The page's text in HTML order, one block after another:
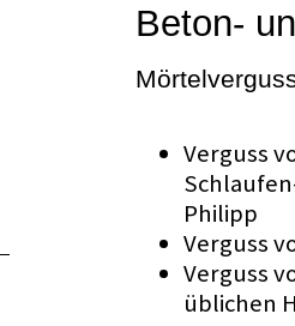
Beton-
Verguss
Philipp
Verguss
Verguss
üblichen